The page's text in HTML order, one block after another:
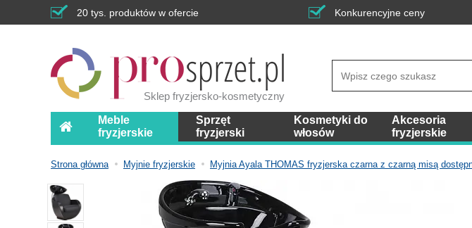
20 tys. produktów w ofercie Konkurencyjne ceny
Sklep fryzjersko-kosmetyczny
Meble
fryzjerskie
Sprzęt
fryzjerski
Kosmetyki do
włosów
Akcesoria
fryzjerskie
Strona główna Myjnie fryzjerskie Myjnia Ayala THOMAS fryzjerska czarna z czarną misą